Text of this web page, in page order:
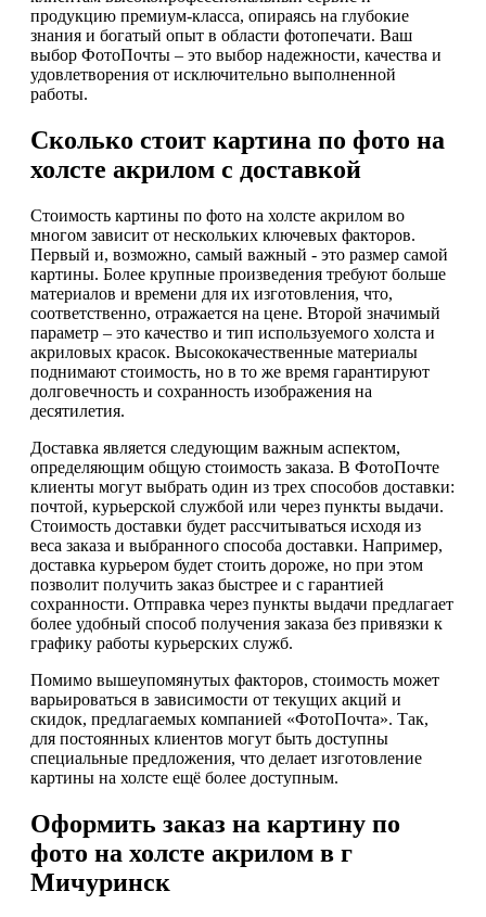
продукцию премиум-класса, опираясь на глубокие
знания и богатый опыт в области фотопечати. Ваш
выбор ФотоПочты – это выбор надежности, качества и
удовлетворения от исключительно выполненной
работы.
Сколько стоит картина по фото на
холсте акрилом с доставкой
Стоимость картины по фото на холсте акрилом во
многом зависит от нескольких ключевых факторов.
Первый и, возможно, самый важный - это размер самой
картины. Более крупные произведения требуют больше
материалов и времени для их изготовления, что,
соответственно, отражается на цене. Второй значимый
параметр – это качество и тип используемого холста и
акриловых красок. Высококачественные материалы
поднимают стоимость, но в то же время гарантируют
долговечность и сохранность изображения на
десятилетия.
Доставка является следующим важным аспектом,
определяющим общую стоимость заказа. В ФотоПочте
клиенты могут выбрать один из трех способов доставки:
почтой, курьерской службой или через пункты выдачи.
Стоимость доставки будет рассчитываться исходя из
веса заказа и выбранного способа доставки. Например,
доставка курьером будет стоить дороже, но при этом
позволит получить заказ быстрее и с гарантией
сохранности. Отправка через пункты выдачи предлагает
более удобный способ получения заказа без привязки к
графику работы курьерских служб.
Помимо вышеупомянутых факторов, стоимость может
варьироваться в зависимости от текущих акций и
скидок, предлагаемых компанией «ФотоПочта». Так,
для постоянных клиентов могут быть доступны
специальные предложения, что делает изготовление
картины на холсте ещё более доступным.
Оформить заказ на картину по
фото на холсте акрилом в г
Мичуринск